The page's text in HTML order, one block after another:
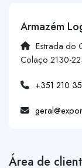
Armazém
Estrada do
Colaço 2130-
+351 210
Área de